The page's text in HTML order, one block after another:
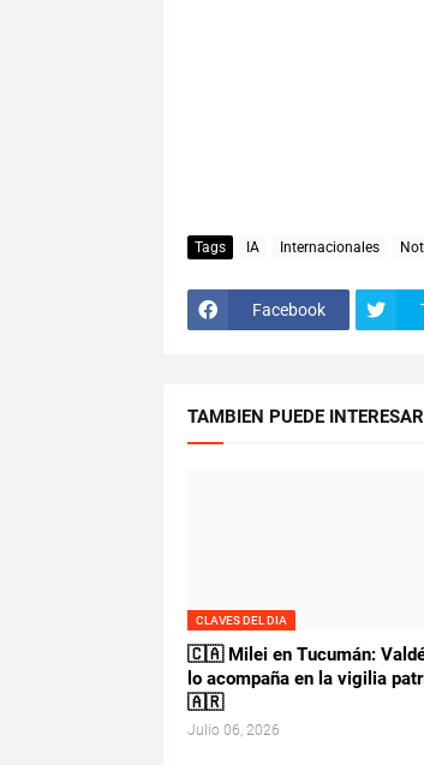
Tags IA Internacionales
Facebook
TAMBIEN PUEDE
CLAVES DEL DIA
🇨🇦 Milei en Tucumán:
lo acompaña en la vigilia
🇦🇷
Julio 06, 2026